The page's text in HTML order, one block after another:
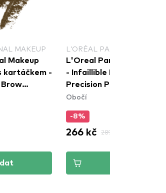
MAKEUP
Makeup
kartáčkem -
Brow
L’ORÉAL PARIS
L'Oreal Paris tužka na
- Infaillible Brows 24H
Precision Pencil - Blonde
Obočí
-8%
266 kč 289 kč